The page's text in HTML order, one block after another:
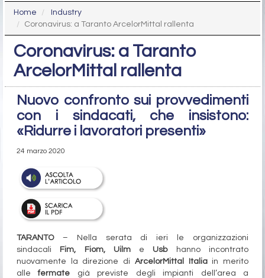
Home
Industry
Coronavirus: a Taranto ArcelorMittal rallenta
Coronavirus: a Taranto
ArcelorMittal rallenta
Nuovo confronto sui provvedimenti
con i sindacati, che insistono:
«Ridurre i lavoratori presenti»
24 marzo 2020
TARANTO– Nella serata di ieri le organizzazioni
sindacali Fim, Fiom, Uilm e Usbhanno incontrato
nuovamente la direzione di ArcelorMittal Italiain merito
allefermate già previste degli impianti
dell’area a